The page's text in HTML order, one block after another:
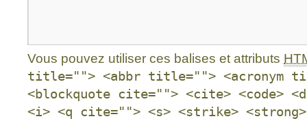
Vous pouvez utiliser ces balises et attributs
title=""> <abbr title=""> <acronym
<blockquote cite=""> <cite> <code>
<i> <q cite=""> <s> <strike> <strong>